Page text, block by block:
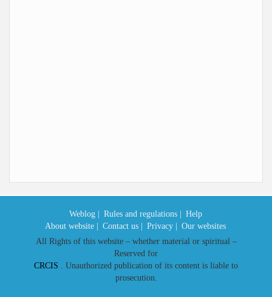
Weblog | Rules and regulations |
Help
About website |
Contact us | Privacy |
Our websites
All Rights of this website – whether material or spiritual –
Reserved for
CRCIS . Unauthorized publication of its content is liable to
prosecution.